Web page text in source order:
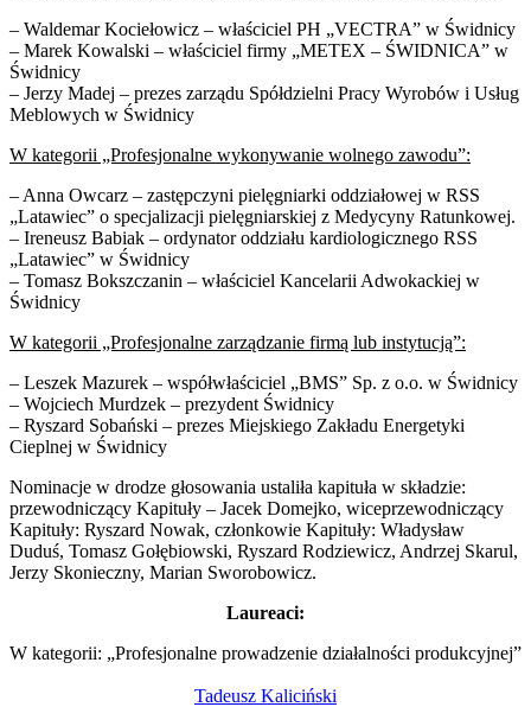
– Waldemar Kociełowicz – właściciel PH „VECTRA” w Świdnicy
– Marek Kowalski – właściciel firmy „METEX – ŚWIDNICA” w
Świdnicy
– Jerzy Madej – prezes zarządu Spółdzielni Pracy Wyrobów i Usług
Meblowych w Świdnicy
W kategorii „Profesjonalne wykonywanie wolnego zawodu”:
– Anna Owcarz – zastępczyni pielęgniarki oddziałowej w RSS
„Latawiec” o specjalizacji pielęgniarskiej z Medycyny Ratunkowej.
– Ireneusz Babiak – ordynator oddziału kardiologicznego RSS
„Latawiec” w Świdnicy
– Tomasz Bokszczanin – właściciel Kancelarii Adwokackiej w
Świdnicy
W kategorii „Profesjonalne zarządzanie firmą lub instytucją”:
– Leszek Mazurek – współwłaściciel „BMS” Sp. z o.o. w Świdnicy
– Wojciech Murdzek – prezydent Świdnicy
– Ryszard Sobański – prezes Miejskiego Zakładu Energetyki
Cieplnej w Świdnicy
Nominacje w drodze głosowania ustaliła kapituła w składzie:
przewodniczący Kapituły – Jacek Domejko, wiceprzewodniczący
Kapituły: Ryszard Nowak, członkowie Kapituły: Władysław
Duduś, Tomasz Gołębiowski, Ryszard Rodziewicz, Andrzej Skarul,
Jerzy Skonieczny, Marian Sworobowicz.
Laureaci:
W kategorii: „Profesjonalne prowadzenie działalności produkcyjnej”
Tadeusz Kaliciński